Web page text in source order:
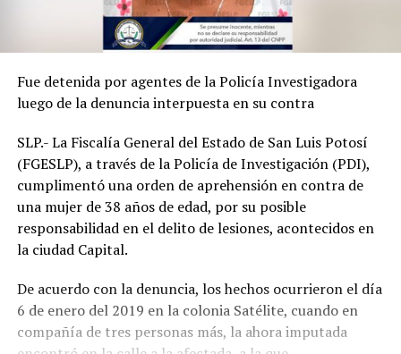
Fue detenida por agentes de la Policía Investigadora
luego de la denuncia interpuesta en su contra
SLP.- La Fiscalía General del Estado de San Luis Potosí
(FGESLP), a través de la Policía de Investigación (PDI),
cumplimentó una orden de aprehensión en contra de
una mujer de 38 años de edad, por su posible
responsabilidad en el delito de lesiones, acontecidos en
la ciudad Capital.
De acuerdo con la denuncia, los hechos ocurrieron el día
6 de enero del 2019 en la colonia Satélite, cuando en
compañía de tres personas más, la ahora imputada